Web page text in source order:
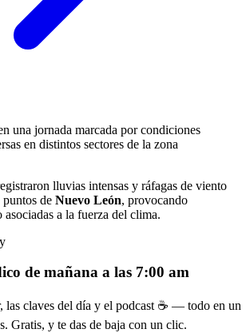
una jornada marcada por condiciones
en distintos sectores de la zona
lluvias intensas y ráfagas de viento
de Nuevo León, provocando
asociadas a la fuerza del clima.
de mañana a las 7:00 am
las claves del día y el podcast ☕ — todo en un
Gratis, y te das de baja con un clic.